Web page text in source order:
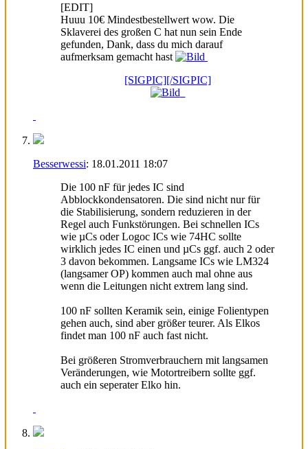
[EDIT]
Huuu 10€ Mindestbestellwert wow. Die
Sklaverei des großen C hat nun sein Ende
gefunden, Dank, dass du mich darauf
aufmerksam gemacht hast
[SIGPIC][/SIGPIC]
Besserwessi: 18.01.2011 18:07
Die 100 nF für jedes IC sind
Abblockkondensatoren. Die sind nicht nur für
die Stabilisierung, sondern reduzieren in der
Regel auch Funkstörungen. Bei schnellen ICs
wie µCs oder Logoc ICs wie 74HC sollte
wirklich jedes IC einen und µCs ggf. auch 2 oder
3 davon bekommen. Langsame ICs wie LM324
(langsamer OP) kommen auch mal ohne aus
wenn die Leitungen nicht extrem lang sind.
100 nF sollten Keramik sein, einige Folientypen
gehen auch, sind aber größer teurer. Als Elkos
findet man 100 nF auch fast nicht.
Bei größeren Stromverbrauchern mit langsamen
Veränderungen, wie Motortreibern sollte ggf.
auch ein seperater Elko hin.